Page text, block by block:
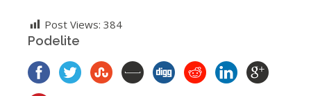
Post Views: 384
Podelite